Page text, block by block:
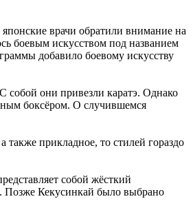
врачи обратили внимание на
боевым искусством под названием
добавило боевому искусству
они привезли каратэ. Однако
боксёром. О случившемся
прикладное, то стилей гораздо
собой жёсткий
Позже Кекусинкай было выбрано